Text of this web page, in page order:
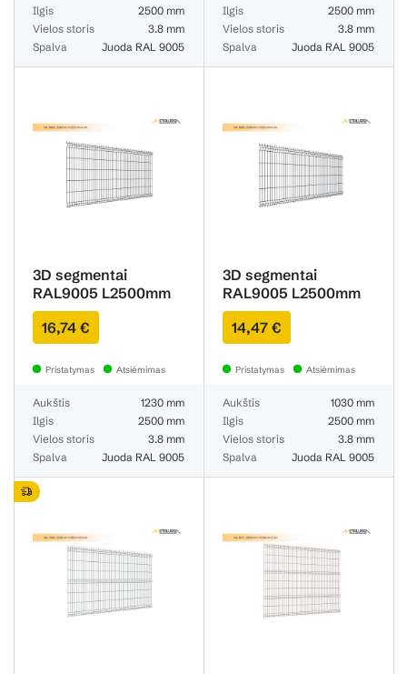
Ilgis
2500 mm
Vielos storis
3.8 mm
Spalva
Juoda RAL 9005
Ilgis
2500 mm
Vielos storis
3.8 mm
Spalva
Juoda RAL 9005
3D segmentai
RAL9005 L2500mm
H1230mm 3.8mm
16,74 €
Pristatymas Atsiėmimas
Aukštis
1230 mm
Ilgis
2500 mm
Vielos storis
3.8 mm
Spalva
Juoda RAL 9005
3D segmentai
RAL9005 L2500mm
H1030mm 3.8mm
14,47 €
Pristatymas Atsiėmimas
Aukštis
1030 mm
Ilgis
2500 mm
Vielos storis
3.8 mm
Spalva
Juoda RAL 9005